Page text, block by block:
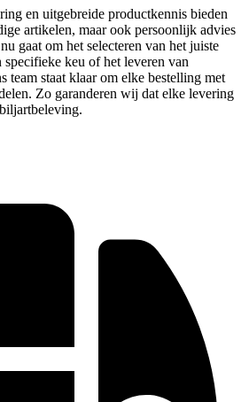
en uitgebreide productkennis bieden
artikelen, maar ook persoonlijk advies
gaat om het selecteren van het juiste
keu of het leveren van
team staat klaar om elke bestelling met
Zo garanderen wij dat elke levering